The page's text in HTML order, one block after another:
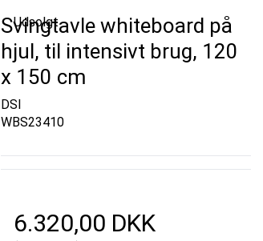
Udsolgt
Svingtavle whiteboard på
hjul, til intensivt brug, 120
x 150 cm
DSI
WBS23410
6.320,00 DKK